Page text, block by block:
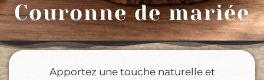
Couronne de mariée
Apportez une touche naturelle et